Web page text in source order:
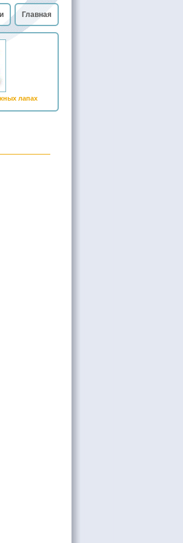
Главная
лапах